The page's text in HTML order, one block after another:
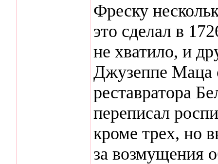
Фреску
это сделал в
не хватило, и
Джузеппе Маца
реставратора
переписал
кроме трех, но
за возмущения